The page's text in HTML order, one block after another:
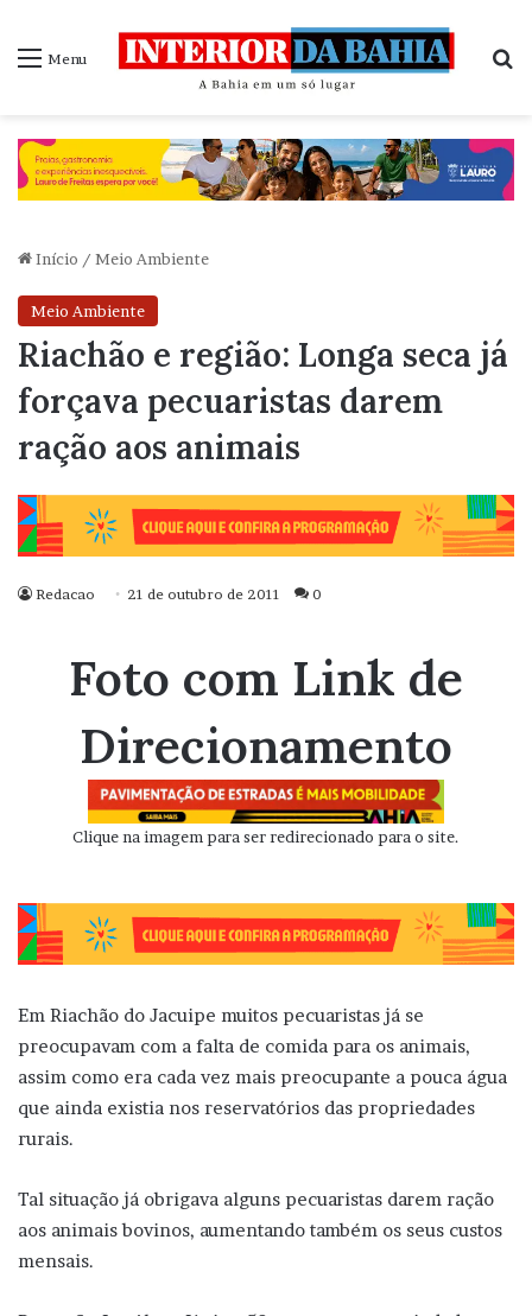
Menu
Início / Meio Ambiente
Meio Ambiente
Riachão e região: Longa seca já
forçava pecuaristas darem
ração aos animais
Redacao 21 de outubro de 2011 0
Foto com Link de
Direcionamento
Clique na imagem para ser redirecionado para o site.
Em Riachão do Jacuipe muitos pecuaristas já se
preocupavam com a falta de comida para os animais,
assim como era cada vez mais preocupante a pouca água
que ainda existia nos reservatórios das propriedades
rurais.
Tal situação já obrigava alguns pecuaristas darem ração
aos animais bovinos, aumentando também os seus custos
mensais.